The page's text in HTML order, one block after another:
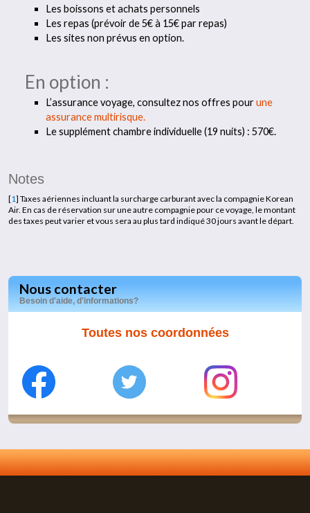
Les boissons et achats personnels
Les repas (prévoir de 5€ à 15€ par repas)
Les sites non prévus en option.
En option :
L’assurance voyage, consultez nos offres pourune
assurance multirisque.
Le supplément chambre individuelle (19 nuits) : 570€.
Notes
[1]Taxes aériennes incluant la surcharge carburant avec la compagnie Korean
Air. En cas de réservation sur une autre compagnie pour ce voyage, le montant
des taxes peut varier et vous sera au plus tard indiqué 30 jours avant le départ.
Nous contacter
Besoin d'aide, d'informations?
Toutes nos coordonnées